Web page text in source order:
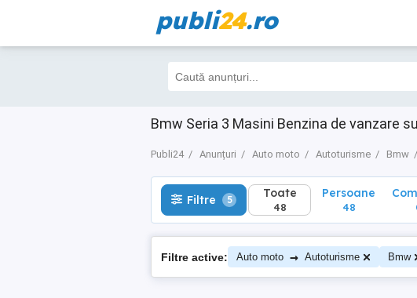
publi24.ro
Bmw Seria 3 Masini Benzina de vanzare
Publi24 Anunțuri Auto moto Autoturisme Bmw
Filtre 5 Toate
48
Filtre 5 Toate
48
Persoane
48
Filtre active: Auto moto → Autoturisme Bmw